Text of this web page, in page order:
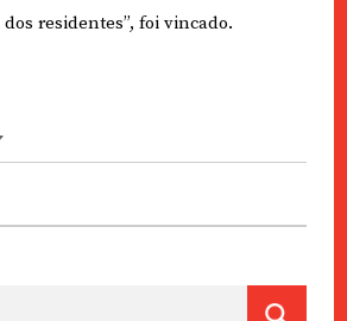
residentes”, foi vincado.